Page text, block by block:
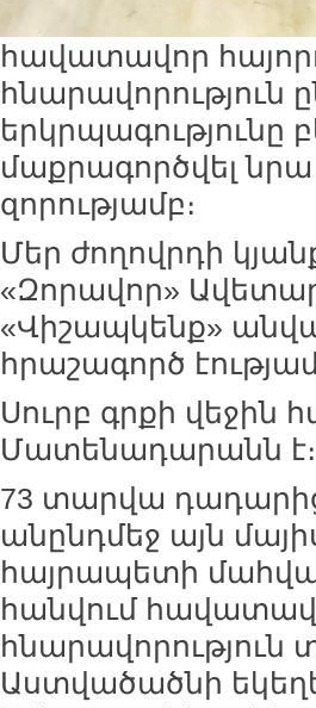
հավատավոր
հնարավորություն
երկրպագությունը
մաքրագործվել նրա
զորությամբ։
Մեր ժողովրդի
«Զորավոր»
«Վիշապկենք»
հրաշագործ
Սուրբ գրքի վեջին
Մատենադարանն է։
73 տարվա
անընդմեջ այն
հայրապետի
հանվում
հնարավորություն
Աստվածածնի